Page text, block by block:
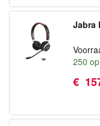
Jabra
250
€